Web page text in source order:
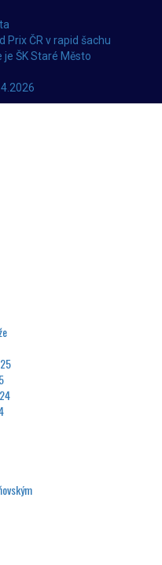
Prix ČR v rapid šachu
ŠK Staré Město